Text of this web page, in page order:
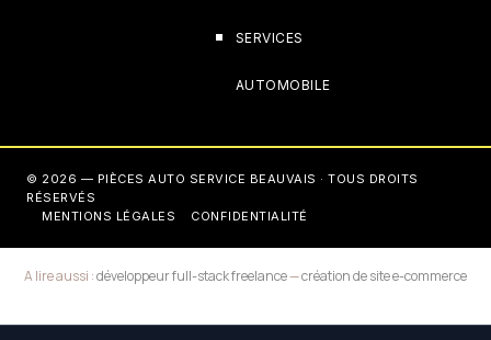
SERVICES
AUTOMOBILE
© 2026 — PIÈCES AUTO SERVICE BEAUVAIS · TOUS DROITS
RÉSERVÉS
MENTIONS LÉGALES
CONFIDENTIALITÉ
A lire aussi :développeur full-stack freelance—création de site e-commerce